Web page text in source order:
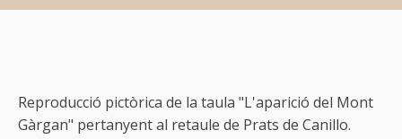
Reproducció pictòrica de la taula "L'aparició del Mont
Gàrgan" pertanyent al retaule de Prats de Canillo.